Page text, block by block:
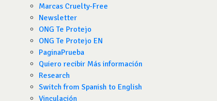
Marcas Cruelty-Free
Newsletter
ONG Te Protejo
ONG Te Protejo EN
PaginaPrueba
Quiero recibir Más información
Research
Switch from Spanish to English
Vinculación